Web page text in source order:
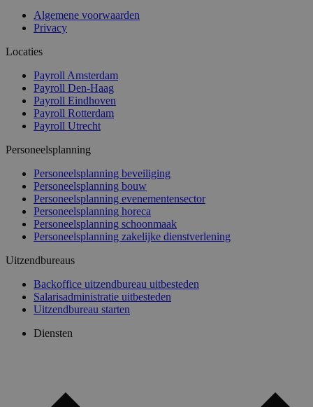
Algemene voorwaarden
Privacy
Locaties
Payroll Amsterdam
Payroll Den-Haag
Payroll Eindhoven
Payroll Rotterdam
Payroll Utrecht
Personeelsplanning
Personeelsplanning beveiliging
Personeelsplanning bouw
Personeelsplanning evenementensector
Personeelsplanning horeca
Personeelsplanning schoonmaak
Personeelsplanning zakelijke dienstverlening
Uitzendbureaus
Backoffice uitzendbureau uitbesteden
Salarisadministratie uitbesteden
Uitzendbureau starten
Diensten